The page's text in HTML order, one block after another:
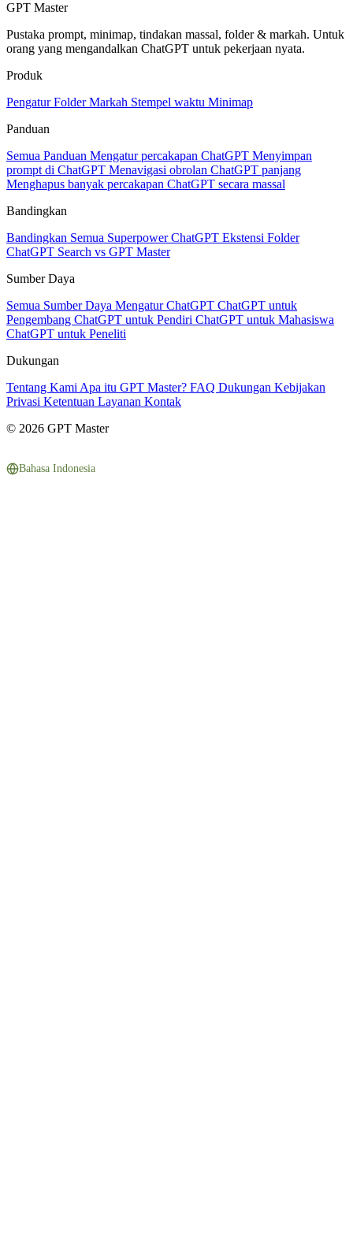
GPT Master
Pustaka prompt, minimap, tindakan massal, folder & markah. Untuk
orang yang mengandalkan ChatGPT untuk pekerjaan nyata.
Produk
PengaturFolderMarkah Stempel waktu Minimap
Panduan
Semua Panduan Mengatur percakapan ChatGPT Menyimpan
prompt di ChatGPT Menavigasi obrolan ChatGPT panjang
Menghapus banyak percakapan ChatGPT secara massal
Bandingkan
Bandingkan Semua Superpower ChatGPT Ekstensi Folder
ChatGPT Search vs GPT Master
Sumber Daya
Semua Sumber Daya Mengatur ChatGPT ChatGPT untuk
Pengembang ChatGPT untuk Pendiri ChatGPT untuk Mahasiswa
ChatGPT untuk Peneliti
Dukungan
Tentang Kami Apa itu GPT Master? FAQ Dukungan Kebijakan
Privasi Ketentuan Layanan Kontak
© 2026 GPT Master
Bahasa Indonesia